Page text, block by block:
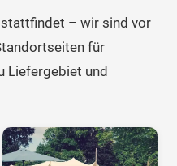
stattfindet – wir sind vor
für
Liefergebiet und